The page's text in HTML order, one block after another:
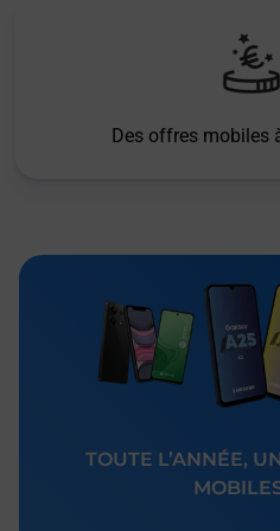
Des offres mobiles
TOUTE L’ANNÉE,